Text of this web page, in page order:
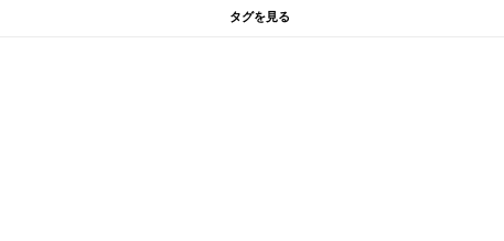
フォートナイト(320)
タグを見る